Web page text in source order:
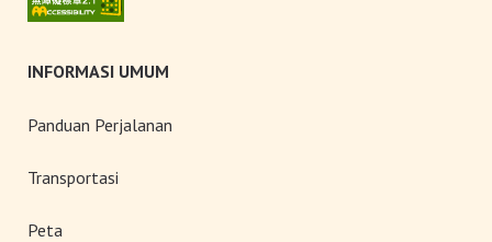
INFORMASI UMUM
Panduan Perjalanan
Transportasi
Peta